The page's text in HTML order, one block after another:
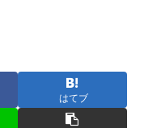
はてブ